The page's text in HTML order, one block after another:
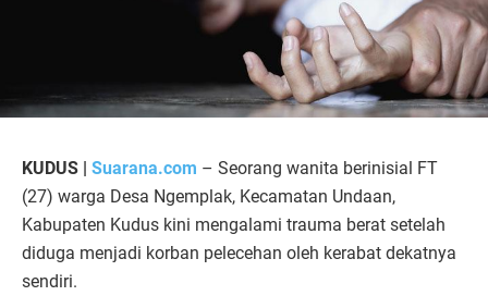
KUDUS | Suarana.com – Seorang wanita berinisial FT
(27) warga Desa Ngemplak, Kecamatan Undaan,
Kabupaten Kudus kini mengalami trauma berat setelah
diduga menjadi korban pelecehan oleh kerabat dekatnya
sendiri.